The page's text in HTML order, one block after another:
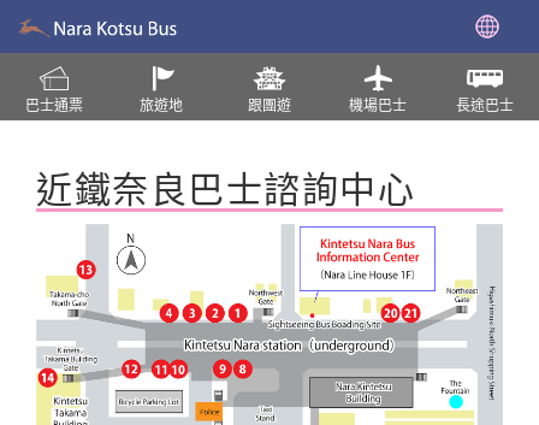
巴士通票 旅遊地 跟團遊 機場巴士 長途巴士
近鐵奈良巴士諮詢中心